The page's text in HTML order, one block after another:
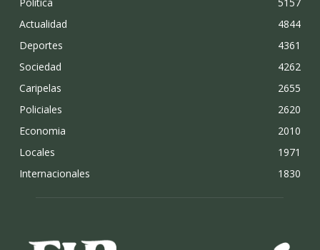
Actualidad
4844
Deportes
4361
Sociedad
4262
Caripelas
2655
Policiales
2620
Economia
2010
Locales
1971
Internacionales
1830